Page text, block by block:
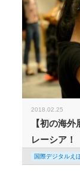
2018.02.25
【初の海
レーシア！
国際デジタルえ